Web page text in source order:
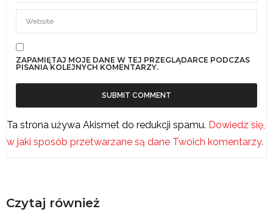
ZAPAMIĘTAJ MOJE DANE W TEJ PRZEGLĄDARCE PODCZAS
PISANIA KOLEJNYCH KOMENTARZY.
Ta strona używa Akismet do redukcji spamu. Dowiedz się,
w jaki sposób przetwarzane są dane Twoich komentarzy.
Czytaj również